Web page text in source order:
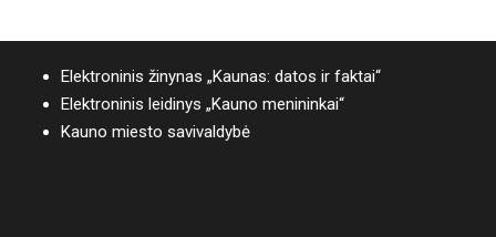
Elektroninis žinynas „Kaunas: datos ir faktai“
Elektroninis leidinys „Kauno menininkai“
Kauno miesto savivaldybė